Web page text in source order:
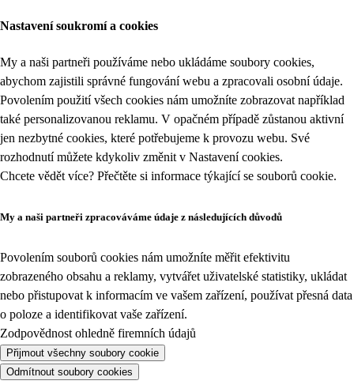
Nastavení soukromí a cookies
My a naši partneři používáme nebo ukládáme soubory cookies,
abychom zajistili správné fungování webu a zpracovali osobní údaje.
Povolením použití všech cookies nám umožníte zobrazovat například
také personalizovanou reklamu. V opačném případě zůstanou aktivní
jen nezbytné cookies, které potřebujeme k provozu webu. Své
rozhodnutí můžete kdykoliv změnit v Nastavení cookies.
Chcete vědět více? Přečtěte si informace týkající se souborů cookie.
My a naši partneři zpracováváme údaje z následujících důvodů
Povolením souborů cookies nám umožníte měřit efektivitu
zobrazeného obsahu a reklamy, vytvářet uživatelské statistiky, ukládat
nebo přistupovat k informacím ve vašem zařízení, používat přesná data
o poloze a identifikovat vaše zařízení.
Zodpovědnost ohledně firemních údajů
Přijmout všechny soubory cookie
Odmítnout soubory cookies